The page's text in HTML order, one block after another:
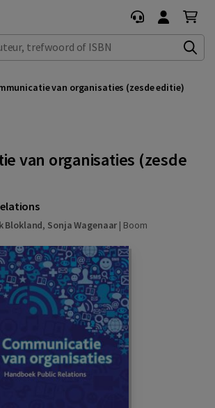
trefwoord of ISBN
van organisaties (zesde editie)
van organisaties (zesde
Blokland, Sonja Wagenaar | Boom